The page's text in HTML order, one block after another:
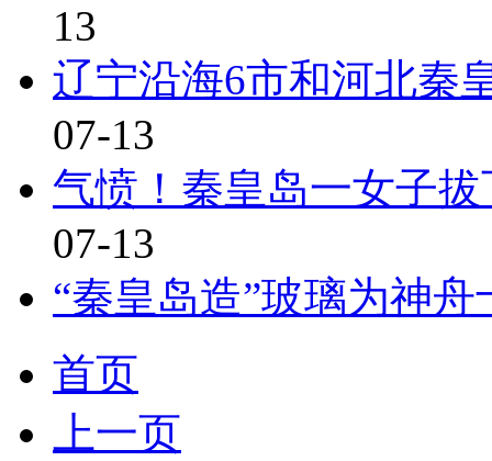
13
辽宁沿海6市和河北秦
07-13
气愤！秦皇岛一女子
07-13
“秦皇岛造”玻璃为神
首页
上一页